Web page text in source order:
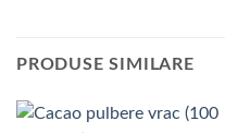
produsului.
PRODUSE SIMILARE